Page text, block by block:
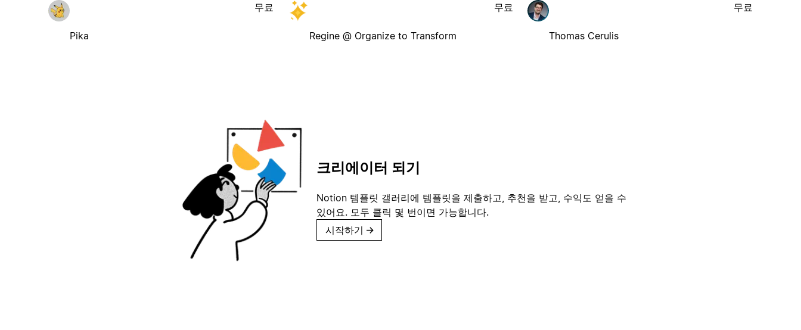
Pika
무료
Regine @ Organize to Transform
무료
Thomas Cerulis
무료
크리에이터 되기
Notion 템플릿 갤러리에 템플릿을 제출하고, 추천을 받고, 수익도 얻을 수
있어요. 모두 클릭 몇 번이면 가능합니다.
시작하기 →